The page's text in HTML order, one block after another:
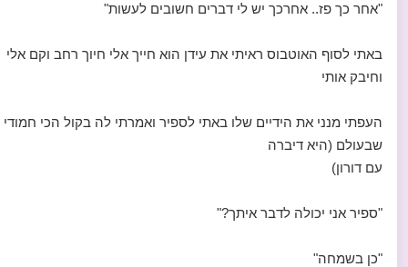
"אחר כך פז.. אחרכך יש לי דברים חשובים לעשות"
באתי לסוף האוטבוס ראיתי את עידן הוא חייך אלי חיוך רחב וקם אלי
וחיבק אותי
העפתי מנני את הידיים שלו באתי לספיר ואמרתי לה בקול הכי חמודי
שבעולם (היא דיברה
עם דורון)
"ספיר אני יכולה לדבר איתך?"
"כן בשמחה"